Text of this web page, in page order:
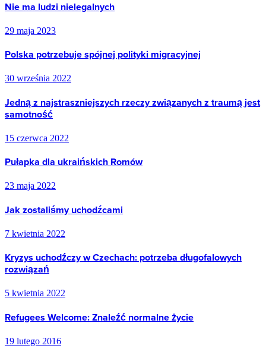
Nie ma ludzi nielegalnych
29 maja 2023
Polska potrzebuje spójnej polityki migracyjnej
30 września 2022
Jedną z najstraszniejszych rzeczy związanych z traumą jest
samotność
15 czerwca 2022
Pułapka dla ukraińskich Romów
23 maja 2022
Jak zostaliśmy uchodźcami
7 kwietnia 2022
Kryzys uchodźczy w Czechach: potrzeba długofalowych
rozwiązań
5 kwietnia 2022
Refugees Welcome: Znaleźć normalne życie
19 lutego 2016